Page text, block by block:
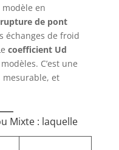
en
rupture de pont
échanges de froid
coefficient Ud
C’est une
et
Mixte : laquelle